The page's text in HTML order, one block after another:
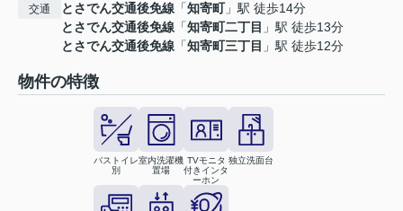
交通 とさでん交通後免線 「知寄町」駅 徒歩14分
とさでん交通後免線 「知寄町二丁目 」駅 徒歩13分
とさでん交通後免線 「知寄町三丁目 」駅 徒歩12分
物件の特徴
バストイレ
別
室内洗濯機
置場
TVモニタ
付きインタ
ーホン
独立洗面台